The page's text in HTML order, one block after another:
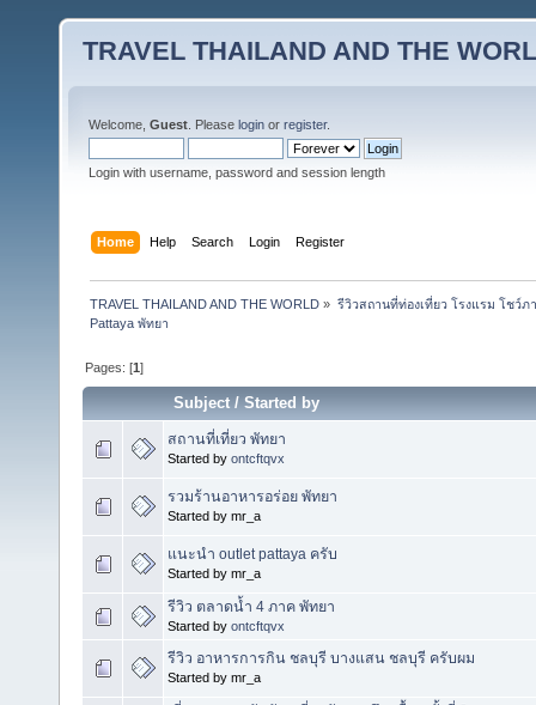
TRAVEL THAILAND AND THE
Welcome, Guest . Please login or register.
Login with username, password and session length
Home Help Search Login Register
TRAVEL THAILAND AND THE WORLD » รีวิวสถานที่ท่องเที่ยว โรงแรม โชว์ภ
Pattaya พัทยา
Pages: [1]
Subject/Started by
สถานที่เที่ยว พัทยา
Started by ontcftqvx
รวมร้านอาหารอร่อย พัทยา
Started by mr_a
แนะนำ outlet pattaya ครับ
Started by mr_a
รีวิว ตลาดน้ำ 4 ภาค พัทยา
Started by ontcftqvx
รีวิว อาหารการกิน ชลบุรี บางแสน ชลบุรี ครับผม
Started by mr_a